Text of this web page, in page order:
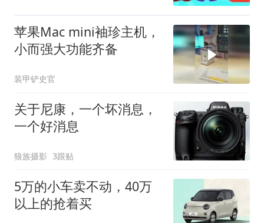
苹果Mac mini袖珍主机，
小而强大功能齐备
装甲铲史官
关于尼康，一个坏消息，
一个好消息
狼族摄影 3跟贴
5万的小车卖不动，40万
以上的抢着买